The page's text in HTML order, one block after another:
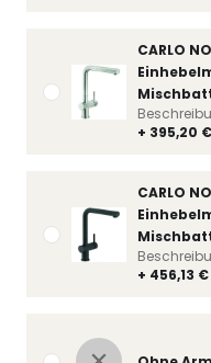
CARLO
+ 395,20 €
CARLO
+ 456,13 €